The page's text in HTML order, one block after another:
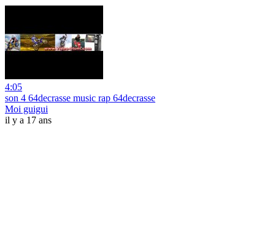
4:05
son 4 64decrasse music rap 64decrasse
Moi guigui
il y a 17 ans